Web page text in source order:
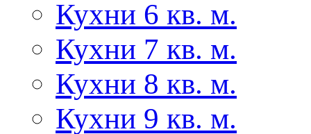
Кухни 6 кв. м.
Кухни 7 кв. м.
Кухни 8 кв. м.
Кухни 9 кв. м.